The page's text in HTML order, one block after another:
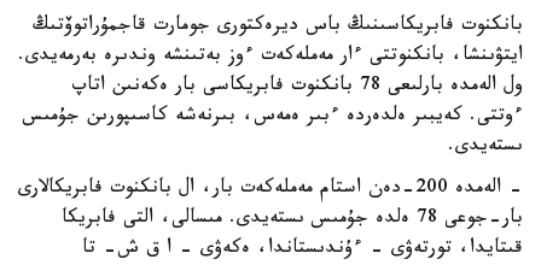
بانكنوت فابريكاسىنىڭ باس ديرەكتورى جومارت قاجمۇراتوۆتىڭ
ايتۋىنشا، بانكنوتتى ءار مەملەكەت ءوز بەتىنشە وندىرە بەرمەيدى.
ول الەمدە بارلىعى 78 بانكنوت فابريكاسى بار ەكەنىن اتاپ
ءوتتى. كەيبىر ەلدەردە ءبىر ەمەس، بىرنەشە كاسىپورىن جۇمىس
ىستەيدى.
- الەمدە 200-دەن استام مەملەكەت بار، ال بانكنوت فابريكالارى
بار-جوعى 78 ەلدە جۇمىس ىستەيدى. مىسالى، التى فابريكا
قىتايدا، تورتەۋى - ءۇندىستاندا، ەكەۋى - ا ق ش- تا